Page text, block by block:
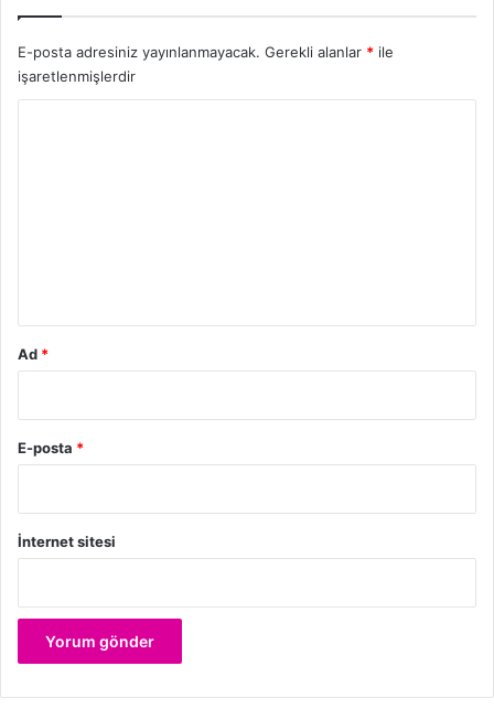
E-posta adresiniz yayınlanmayacak. Gerekli alanlar * ile
işaretlenmişlerdir
Ad *
E-posta *
İnternet sitesi